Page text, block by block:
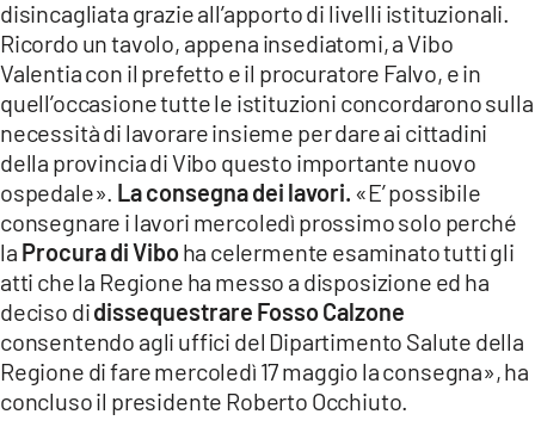
disincagliata grazie all’apporto di livelli istituzionali.
Ricordo un tavolo, appena insediatomi, a Vibo
Valentia con il prefetto e il procuratore Falvo, e in
quell’occasione tutte le istituzioni concordarono sulla
necessità di lavorare insieme per dare ai cittadini
della provincia di Vibo questo importante nuovo
ospedale». La consegna dei lavori. «E’ possibile
consegnare i lavori mercoledì prossimo solo perché
la Procura di Viboha celermente esaminato tutti gli
atti che la Regione ha messo a disposizione ed ha
deciso didissequestrare Fosso Calzone
consentendo agli uffici del Dipartimento Salute della
Regione di fare mercoledì 17 maggio la consegna», ha
concluso il presidente Roberto Occhiuto.